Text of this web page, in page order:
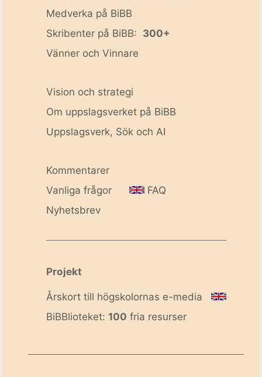
Medverka på BiBB
Skribenter på BiBB: 300+
Vänner och Vinnare
Vision och strategi
Om uppslagsverket på BiBB
Uppslagsverk, Sök och AI
Kommentarer
Vanliga frågor
FAQ
Nyhetsbrev
Projekt
Årskort till högskolornas e-media
BiBBlioteket: 100 fria resurser